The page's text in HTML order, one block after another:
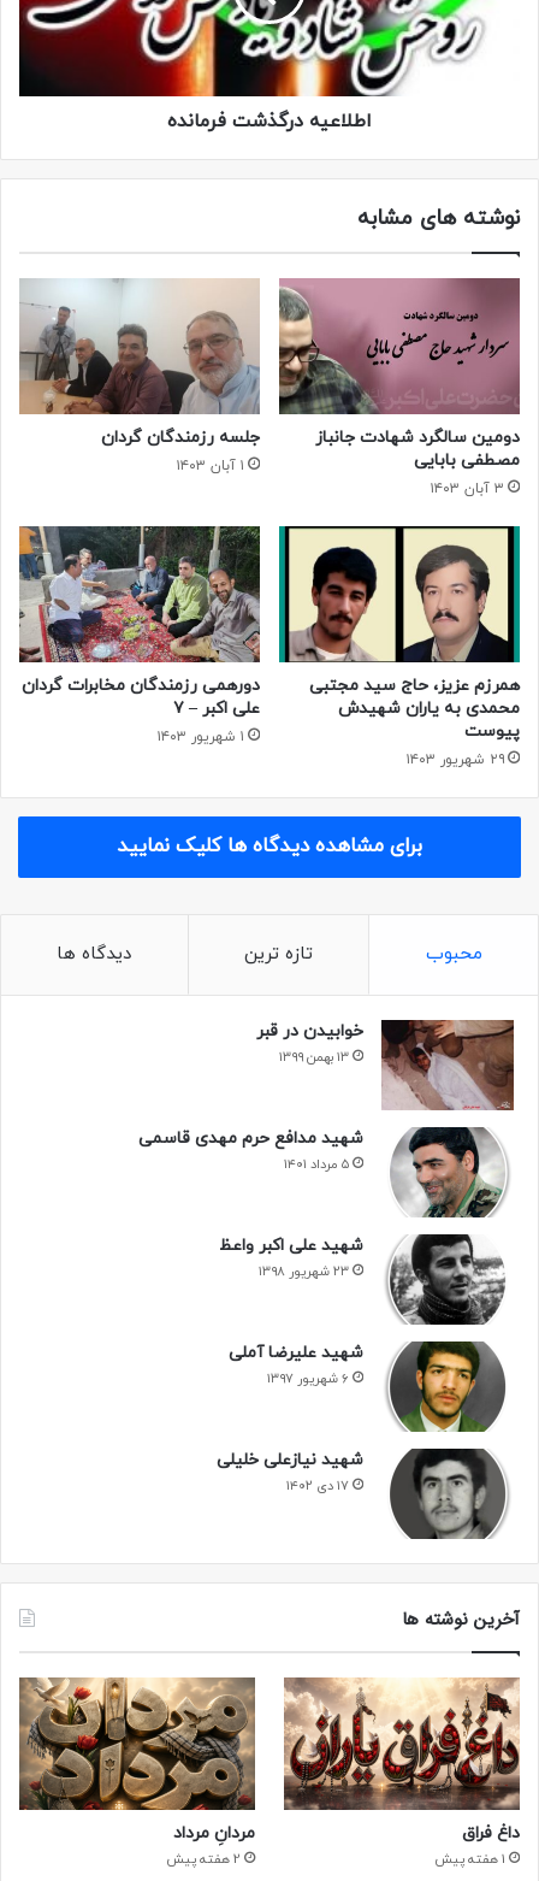
اطلاعیه درگذشت فرمانده
نوشته های مشابه
دومین سالگرد شهادت جانباز
مصطفی بابایی
۳ آبان ۱۴۰۳
جلسه رزمندگان گردان
۱ آبان ۱۴۰۳
همرزم عزیز، حاج سید مجتبی
محمدی به یاران شهیدش
پیوست
۲۹ شهریور ۱۴۰۳
دورهمی رزمندگان مخابرات گردان
علی اکبر – ۷
۱ شهریور ۱۴۰۳
برای مشاهده دیدگاه ها کلیک نمایید
محبوب تازه ترین دیدگاه ها
خوابیدن در قبر
۱۳ بهمن ۱۳۹۹
شهید مدافع حرم مهدی قاسمی
۵ مرداد ۱۴۰۱
شهید علی اکبر واعظ
۲۳ شهریور ۱۳۹۸
شهید علیرضا آملی
۶ شهریور ۱۳۹۷
شهید نیازعلی خلیلی
۱۷ دی ۱۴۰۲
آخرین نوشته ها
داغ فراق
1 هفته پیش
مردانِ مرداد
2 هفته پیش